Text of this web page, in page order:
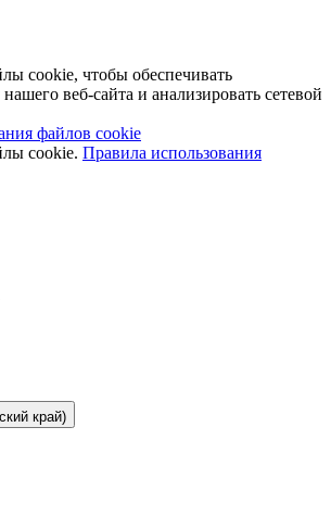
cookie, чтобы обеспечивать
веб-сайта и анализировать сетевой
файлов cookie
cookie. Правила использования
край)